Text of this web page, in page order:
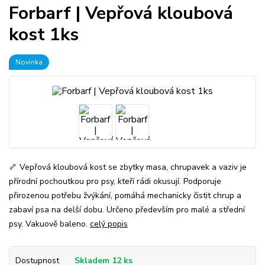
Forbarf | Vepřová kloubová
kost 1ks
Novinka
🦴 Vepřová kloubová kost se zbytky masa, chrupavek a vaziv je
přírodní pochoutkou pro psy, kteří rádi okusují. Podporuje
přirozenou potřebu žvýkání, pomáhá mechanicky čistit chrup a
zabaví psa na delší dobu. Určeno především pro malé a střední
psy. Vakuově baleno. celý popis
Dostupnost Skladem 12 ks